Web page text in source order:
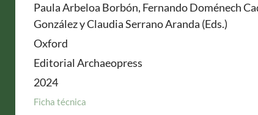
Paula Arbeloa Borbón, Fernando Doménech
González y Claudia Serrano Aranda (Eds.)
Oxford
Editorial Archaeopress
2024
Ficha técnica